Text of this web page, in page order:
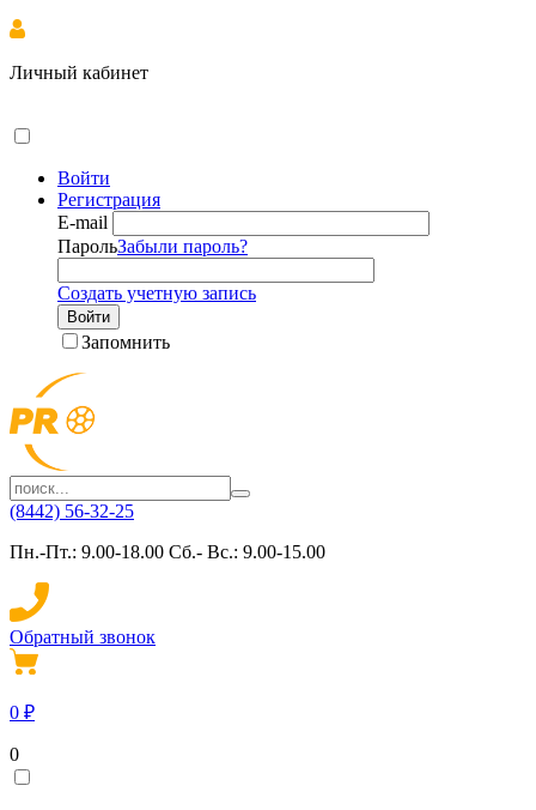
Личный кабинет
Войти
Регистрация
E-mail
ПарольЗабыли пароль?
Создать учетную запись
Войти
Запомнить
(8442) 56-32-25
Пн.-Пт.: 9.00-18.00 Сб.- Вс.: 9.00-15.00
Обратный звонок
0 ₽
0